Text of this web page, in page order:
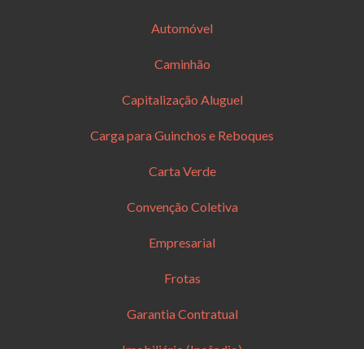
Automóvel
Caminhão
Capitalização Aluguel
Carga para Guinchos e Reboques
Carta Verde
Convenção Coletiva
Empresarial
Frotas
Garantia Contratual